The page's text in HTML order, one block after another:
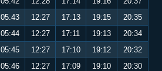
05:43 12:27 17:13 19:15
20:35
05:44 12:27 17:11 19:13
20:34
05:45 12:27 17:10 19:12
20:32
05:46 12:27 17:09 19:10
20:30